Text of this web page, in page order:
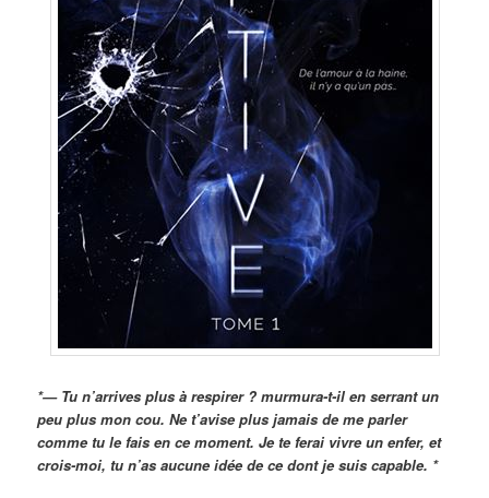
*— Tu n’arrives plus à respirer ? murmura-t-il en serrant un
peu plus mon cou. Ne t’avise plus jamais de me parler
comme tu le fais en ce moment. Je te ferai vivre un enfer, et
crois-moi, tu n’as aucune idée de ce dont je suis capable. *